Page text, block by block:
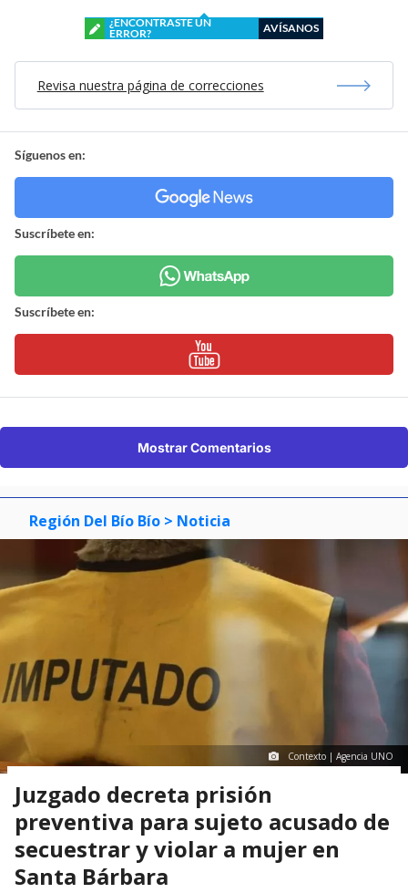
¿ENCONTRASTE UN
ERROR?
AVÍSANOS
Revisa nuestra página de correcciones
Síguenos en:
Suscríbete en:
Suscríbete en:
Mostrar Comentarios
Región Del Bío Bío > Noticia
Contexto | Agencia UNO
Juzgado decreta prisión
preventiva para sujeto acusado de
secuestrar y violar a mujer en
Santa Bárbara